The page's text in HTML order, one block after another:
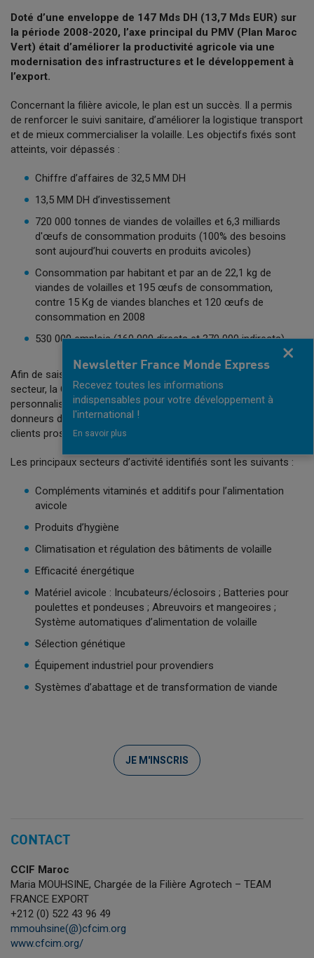
Doté d’une enveloppe de 147 Mds DH (13,7 Mds EUR) sur
la période 2008-2020, l’axe principal du PMV (Plan Maroc
Vert) était d’améliorer la productivité agricole via une
modernisation des infrastructures et le développement à
l’export.
Concernant la filière avicole, le plan est un succès. Il a permis
de renforcer le suivi sanitaire, d’améliorer la logistique transport
et de mieux commercialiser la volaille. Les objectifs fixés sont
atteints, voir dépassés :
Chiffre d’affaires de 32,5 MM DH
13,5 MM DH d’investissement
720 000 tonnes de viandes de volailles et 6,3 milliards
d'œufs de consommation produits (100% des besoins
sont aujourd’hui couverts en produits avicoles)
Consommation par habitant et par an de 22,1 kg de
viandes de volailles et 195 œufs de consommation,
contre 15 Kg de viandes blanches et 120 œufs de
consommation en 2008
530 000 emplois (160 000 directs et 370 000 indirects)
Afin de saisir les multiples opportunités que présente ce
secteur, la CCIF Maroc propose un accompagnement
personnalisé dans la mise en relation avec les principaux
donneurs d’ordre choisis parmi une base de données des
clients prospects, qui sera communiqué en amont.
Les principaux secteurs d’activité identifiés sont les suivants :
Compléments vitaminés et additifs pour l’alimentation
avicole
Produits d’hygiène
Climatisation et régulation des bâtiments de volaille
Efficacité énergétique
Matériel avicole : Incubateurs/éclosoirs ; Batteries pour
poulettes et pondeuses ; Abreuvoirs et mangeoires ;
Système automatiques d’alimentation de volaille
Sélection génétique
Équipement industriel pour provendiers
Systèmes d’abattage et de transformation de viande
JE M'INSCRIS
CONTACT
CCIF Maroc
Maria MOUHSINE, Chargée de la Filière Agrotech – TEAM
FRANCE EXPORT
+212 (0) 522 43 96 49
mmouhsine(@)cfcim.org
www.cfcim.org/
Newsletter France Monde Express
Recevez toutes les informations
indispensables pour votre développement à
l'international !
En savoir plus